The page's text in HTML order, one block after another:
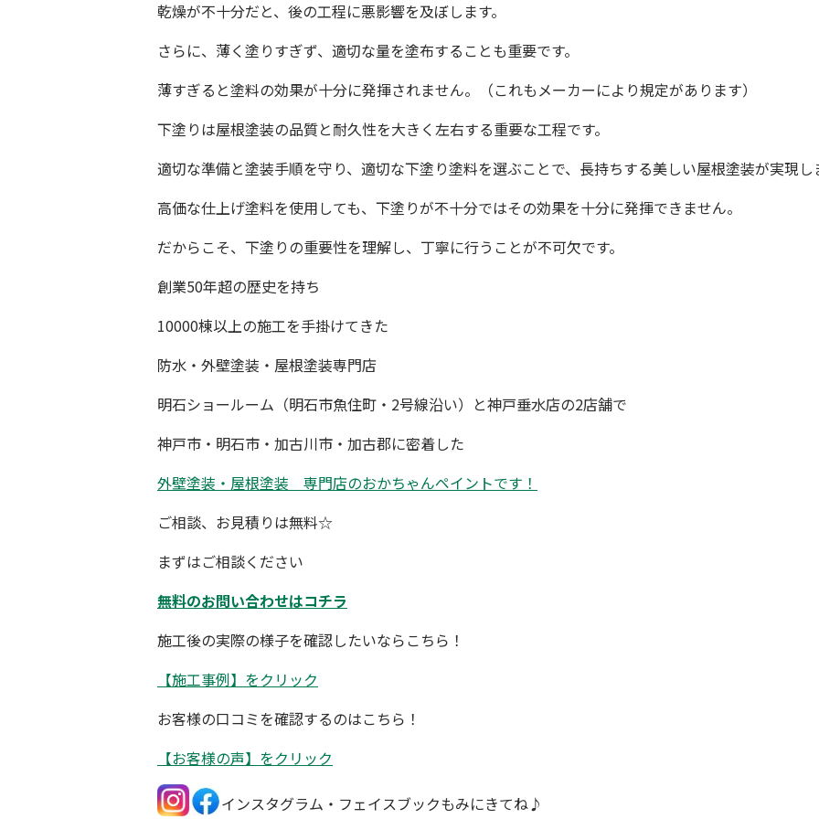
乾燥が不十分だと、後の工程に悪影響を及ぼします。
さらに、薄く塗りすぎず、適切な量を塗布することも重要です。
薄すぎると塗料の効果が十分に発揮されません。（これもメーカーにより規定があります）
下塗りは屋根塗装の品質と耐久性を大きく左右する重要な工程です。
適切な準備と塗装手順を守り、適切な下塗り塗料を選ぶことで、長持ちする美しい屋根塗装が実現し
高価な仕上げ塗料を使用しても、下塗りが不十分ではその効果を十分に発揮できません。
だからこそ、下塗りの重要性を理解し、丁寧に行うことが不可欠です。
創業50年超の歴史を持ち
10000棟以上の施工を手掛けてきた
防水・外壁塗装・屋根塗装専門店
明石ショールーム （明石市魚住町・2号線沿い）と神戸垂水店の2店舗で
神戸市・明石市・加古川市・加古郡に密着した
外壁塗装・屋根塗装 専門店のおかちゃんペイントです！
ご相談、お見積りは無料☆
まずはご相談ください
無料のお問い合わせはコチラ
施工後の実際の様子を確認したいならこちら！
【施工事例】をクリック
お客様の口コミを確認するのはこちら！
【お客様の声】をクリック
インスタグラム・フェイスブックもみにきてね♪